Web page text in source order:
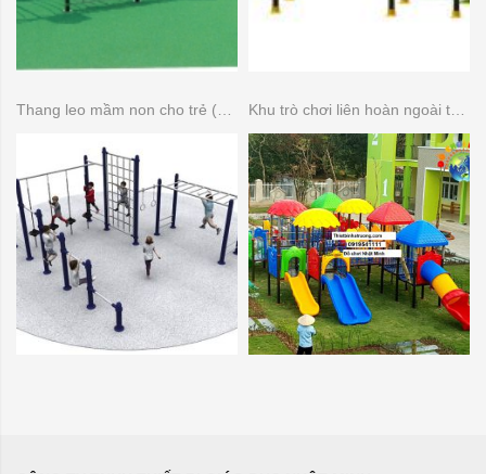
Thang leo mầm non cho trẻ (Thang leo đa năng) Khu trò chơi liên hoàn ngoài trời 14 khối